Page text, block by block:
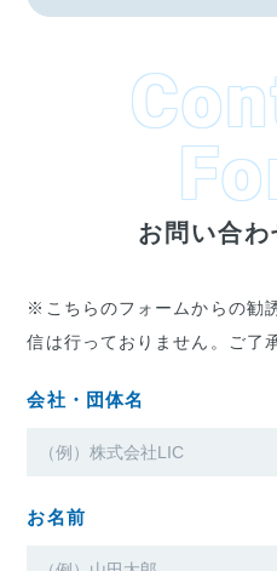
お問い合
※こちらのフォームからの勧
信は行っておりません。ご了
会社・団体名
お名前